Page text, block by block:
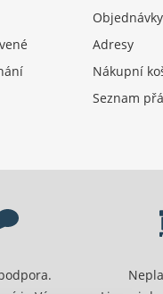
Objednávky
Adresy
Nákupní
Seznam